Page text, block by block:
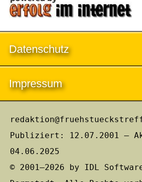
Datenschutz
Impressum
Publiziert: 12.07.2001 –
04.06.2025
© 2001–2026 by IDL Software